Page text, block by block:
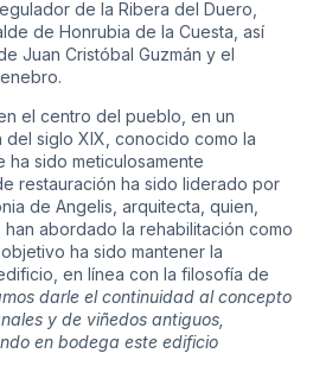
de la Ribera del Duero,
de Honrubia de la Cuesta, así
Juan Cristóbal Guzmán y el
el centro del pueblo, en un
siglo XIX, conocido como la
ha sido meticulosamente
restauración ha sido liderado por
de Angelis, arquitecta, quien,
abordado la rehabilitación como
ha sido mantener la
en línea con la filosofía de
darle el continuidad al concepto
y de viñedos antiguos,
en bodega este edificio